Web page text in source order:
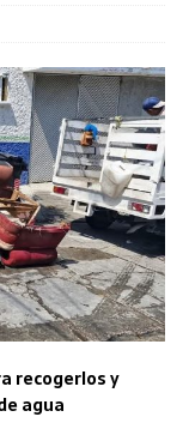
recogerlos y
agua